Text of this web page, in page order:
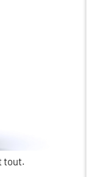
tout.